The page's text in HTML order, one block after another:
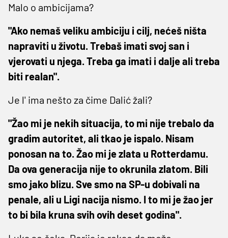
Malo o ambicijama?
"Ako nemaš veliku ambiciju i cilj, nećeš ništa
napraviti u životu. Trebaš imati svoj san i
vjerovati u njega. Treba ga imati i dalje ali treba
biti realan".
Je l' ima nešto za čime Dalić žali?
"Žao mi je nekih situacija, to mi nije trebalo da
gradim autoritet, ali tkao je ispalo. Nisam
ponosan na to. Žao mi je zlata u Rotterdamu.
Da ova generacija nije to okrunila zlatom. Bili
smo jako blizu. Sve smo na SP-u dobivali na
penale, ali u Ligi nacija nismo. I to mi je žao jer
to bi bila kruna svih ovih deset godina".